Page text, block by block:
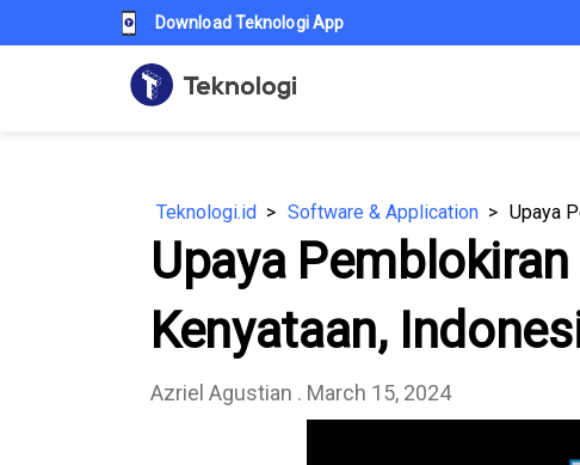
Download Teknologi App
Teknologi.id Software & Application
Upaya
Kenyataan,
Azriel Agustian . March 15, 2024